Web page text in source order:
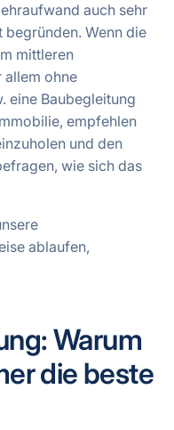
auch sehr
Wenn die
mittleren
allem ohne
eine Baubegleitung
empfehlen
und den
wie sich das
ablaufen,
Warum
die beste